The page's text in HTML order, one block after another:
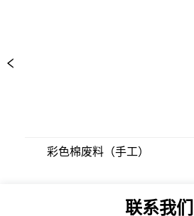
彩色棉废料（手工）
联系我们